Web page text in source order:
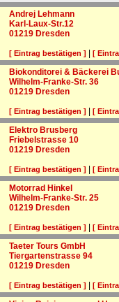
Andrej Lehmann
Karl-Laux-Str.12
01219 Dresden
[ Eintrag bestätigen ] |[
Biokonditorei & Bäckerei
Wilhelm-Franke-Str. 36
01219 Dresden
[ Eintrag bestätigen ] |[
Elektro Brusberg
Friebelstrasse 10
01219 Dresden
[ Eintrag bestätigen ] |[
Motorrad Hinkel
Wilhelm-Franke-Str. 25
01219 Dresden
[ Eintrag bestätigen ] |[
Taeter Tours GmbH
Tiergartenstrasse 94
01219 Dresden
[ Eintrag bestätigen ] |[